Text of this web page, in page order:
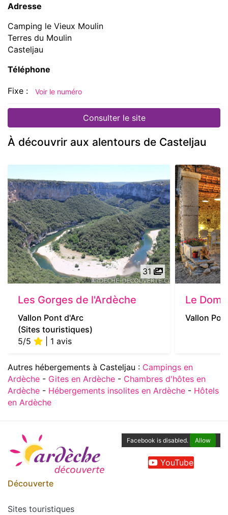
Adresse
Camping le Vieux Moulin
Terres du Moulin
Casteljau
Téléphone
Fixe : Voir le numéro
Consulter le site
À découvrir aux alentours de Casteljau
31
Les Gorges de l'Ardèche
Vallon Pont d'Arc
(Sites touristiques)
5/5
| 1 avis
Le
Vallon
Autres hébergements à Casteljau : Campings en
Ardèche - Gites en Ardèche - Chambres d'hôtes en
Ardèche - Hébergements insolites en Ardèche - Hôtels
en Ardèche
Facebook is disabled. Allow
YouTube
Découverte
Sites touristiques